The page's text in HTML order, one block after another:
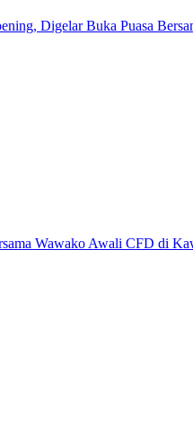
Digelar Buka Puasa
Wawako Awali CFD di